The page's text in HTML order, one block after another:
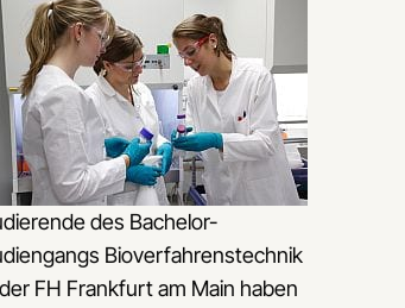
des Bachelor-
Bioverfahrenstechnik
FH Frankfurt am Main haben